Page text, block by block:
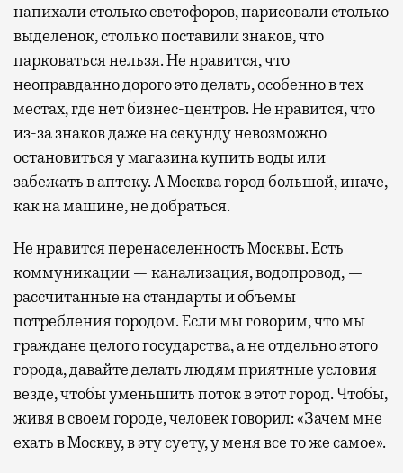
напихали столько светофоров, нарисовали столько
выделенок, столько поставили знаков, что
парковаться нельзя. Не нравится, что
неоправданно дорого это делать, особенно в тех
местах, где нет бизнес-центров. Не нравится, что
из-за знаков даже на секунду невозможно
остановиться у магазина купить воды или
забежать в аптеку. А Москва город большой, иначе,
как на машине, не добраться.
Не нравится перенаселенность Москвы. Есть
коммуникации — канализация, водопровод, —
рассчитанные на стандарты и объемы
потребления городом. Если мы говорим, что мы
граждане целого государства, а не отдельно этого
города, давайте делать людям приятные условия
везде, чтобы уменьшить поток в этот город. Чтобы,
живя в своем городе, человек говорил: «Зачем мне
ехать в Москву, в эту суету, у меня все то же самое».